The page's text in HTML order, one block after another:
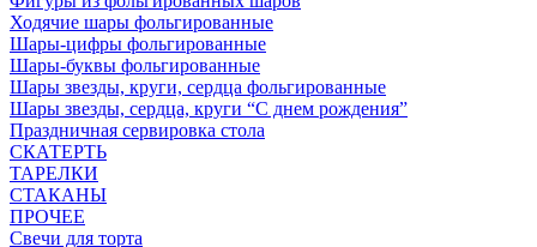
Ходячие шары фольгированные
Шары-цифры фольгированные
Шары-буквы фольгированные
Шары звезды, круги, сердца фольгированные
Шары звезды, сердца, круги “С днем рождения”
Праздничная сервировка стола
СКАТЕРТЬ
ТАРЕЛКИ
СТАКАНЫ
ПРОЧЕЕ
Свечи для торта